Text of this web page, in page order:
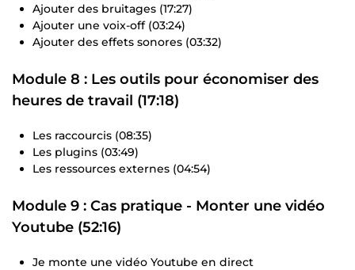
Ajouter des bruitages (17:27)
Ajouter une voix-off (03:24)
Ajouter des effets sonores (03:32)
Module 8 : Les outils pour économiser des
heures de travail (17:18)
Les raccourcis (08:35)
Les plugins (03:49)
Les ressources externes (04:54)
Module 9 : Cas pratique - Monter une vidéo
Youtube (52:16)
Je monte une vidéo Youtube en direct